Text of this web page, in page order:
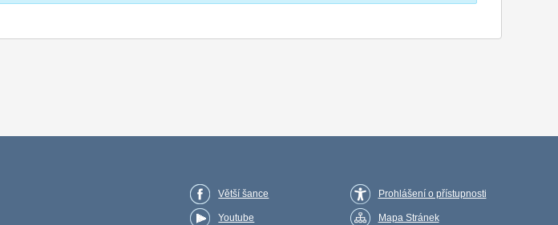
Větší šance
Youtube
Prohlášení o přístupnosti
Mapa Stránek